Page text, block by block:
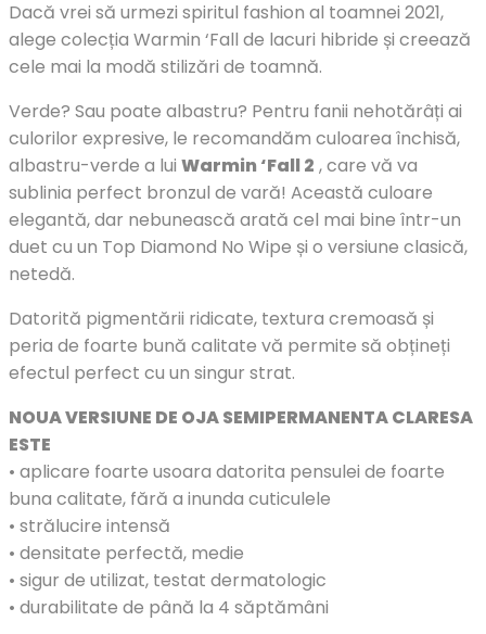
Dacă vrei să urmezi spiritul fashion al toamnei 2021,
alege colecția Warmin ‘Fall de lacuri hibride și creează
cele mai la modă stilizări de toamnă.
Verde? Sau poate albastru? Pentru fanii nehotărâți ai
culorilor expresive, le recomandăm culoarea închisă,
albastru-verde a lui Warmin ‘Fall 2 , care vă va
sublinia perfect bronzul de vară! Această culoare
elegantă, dar nebunească arată cel mai bine într-un
duet cu un Top Diamond No Wipe și o versiune clasică,
netedă.
Datorită pigmentării ridicate, textura cremoasă și
peria de foarte bună calitate vă permite să obțineți
efectul perfect cu un singur strat.
NOUA VERSIUNE DE OJA SEMIPERMANENTA CLARESA
ESTE
• aplicare foarte usoara datorita pensulei de foarte
buna calitate, fără a inunda cuticulele
• strălucire intensă
• densitate perfectă, medie
• sigur de utilizat, testat dermatologic
• durabilitate de până la 4 săptămâni